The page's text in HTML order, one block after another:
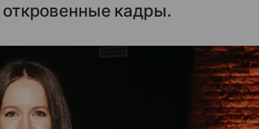
кадры.